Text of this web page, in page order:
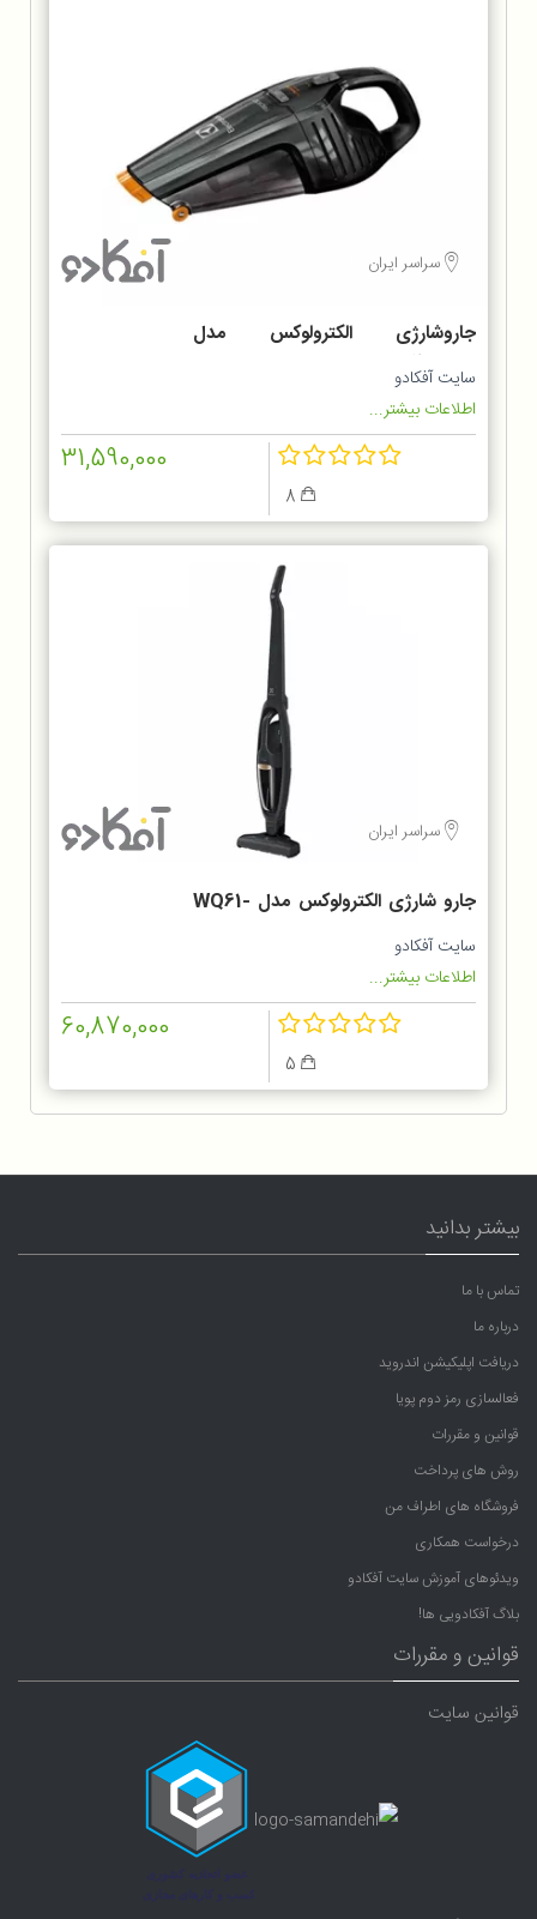
سراسر ایران
جاروشارژی الکترولوکس مدل
ZB6214IGM
سایت آفکادو
اطلاعات بیشتر...
31,590,000
سراسر ایران
جارو شارژی الکترولوکس مدل WQ61-
1OGG
سایت آفکادو
اطلاعات بیشتر...
60,870,000
بیشتر بدانید
تماس با ما
درباره ما
دریافت اپلیکیشن اندروید
فعالسازی رمز دوم پویا
قوانین و مقررات
روش های پرداخت
فروشگاه های اطراف من
درخواست همکاری
ویدئوهای آموزش سایت آفکادو
بلاگ آفکادویی ها!
قوانین و مقررات
قوانین سایت